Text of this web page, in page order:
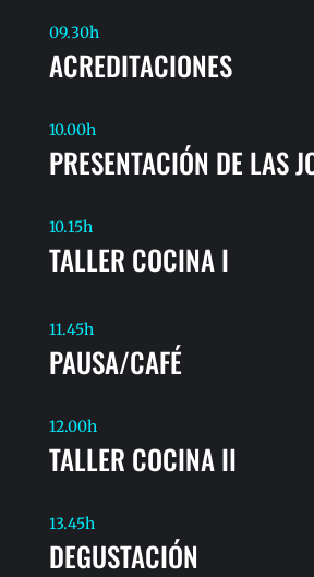
09.30h
ACREDITACIONES
10.00h
PRESENTACIÓN DE LAS
10.15h
TALLER COCINA I
11.45h
PAUSA/CAFÉ
12.00h
TALLER COCINA II
13.45h
DEGUSTACIÓN